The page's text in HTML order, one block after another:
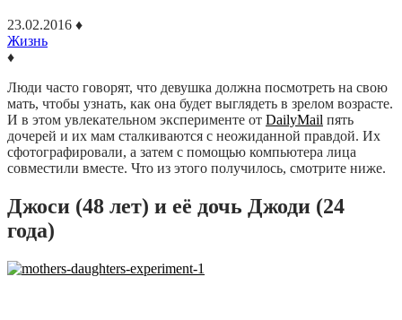
23.02.2016 ♦
Жизнь
♦
Люди часто говорят, что девушка должна посмотреть на свою
мать, чтобы узнать, как она будет выглядеть в зрелом возрасте.
И в этом увлекательном эксперименте от DailyMail пять
дочерей и их мам сталкиваются с неожиданной правдой. Их
сфотографировали, а затем с помощью компьютера лица
совместили вместе. Что из этого получилось, смотрите ниже.
Джоси (48 лет) и её дочь Джоди (24
года)